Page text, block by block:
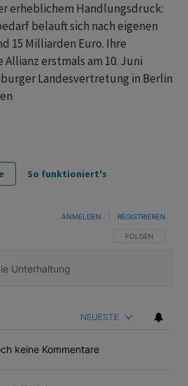
erheblichem Handlungsdruck:
beläuft sich nach eigenen
15 Milliarden Euro. Ihre
erstmals am 10. Juni
Landesvertretung in Berlin
So funktioniert's
FOLGE DIESER
FOLGEN
ANMELDEN REGISTRIEREN
NEUESTE
keine Kommentare